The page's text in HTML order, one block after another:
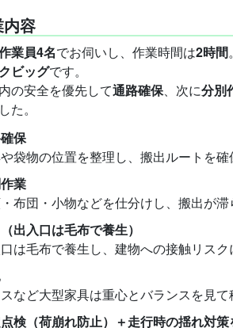
容
業員4名でお伺いし、作業時間は2時間
ビッグです。
の安全を優先して通路確保、次に分別
た。
保
袋物の位置を整理し、搬出ルートを確
業
布団・小物などを仕分けし、搬出が滞
出入口は毛布で養生）
は毛布で養生し、建物への接触リスク
など大型家具は重心とバランスを見
検（荷崩れ防止）＋走行時の揺れ対